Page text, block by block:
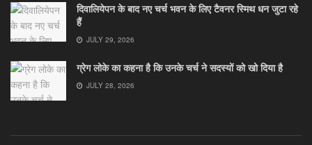
दिवालियेपन के बाद नए चर्च भवन के लिए टैवनर स्मिथ धन जुटा रहे
हैं
JULY 29, 2026
ग्रेग लोके का कहना है कि उनके चर्च ने सदस्यों को खो दिया है
JULY 28, 2026